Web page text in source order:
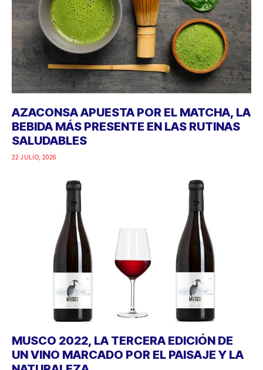
AZACONSA APUESTA POR EL MATCHA, LA
BEBIDA MÁS PRESENTE EN LAS RUTINAS
SALUDABLES
22 JULIO, 2026
MUSCO 2022, LA TERCERA EDICIÓN DE
UN VINO MARCADO POR EL PAISAJE Y LA